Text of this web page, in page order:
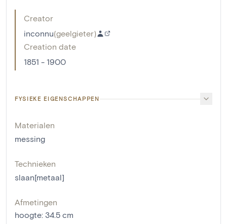
Creator
inconnu(geelgieter)
Creation date
1851 - 1900
FYSIEKE EIGENSCHAPPEN
Materialen
messing
Technieken
slaan[metaal]
Afmetingen
hoogte: 34.5 cm